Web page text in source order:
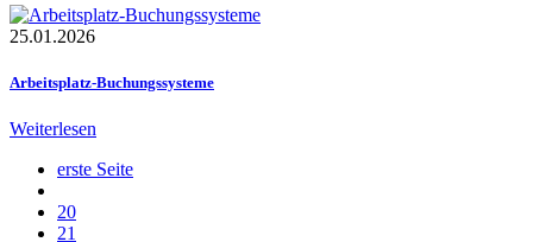
25.01.2026
Arbeitsplatz-Buchungssysteme
Weiterlesen
erste Seite
20
21